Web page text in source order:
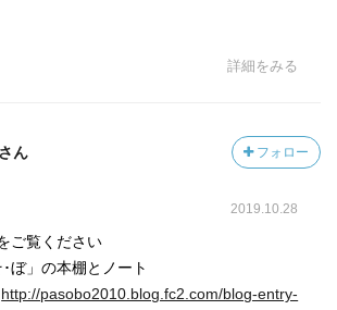
詳細をみる
ん フォロー
2019.10.28
ご覧ください
ぼ」の本棚とノート
http://pasobo2010.blog.fc2.com/blog-entry-